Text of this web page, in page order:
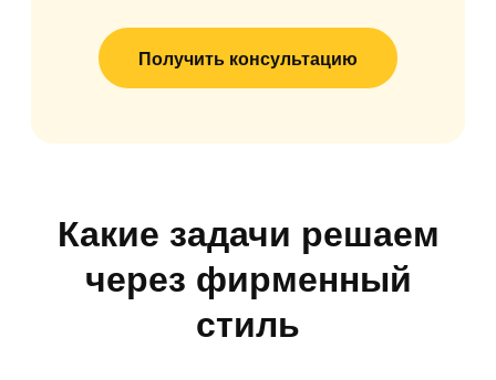
Получить консультацию
Какие задачи решаем
через фирменный
стиль